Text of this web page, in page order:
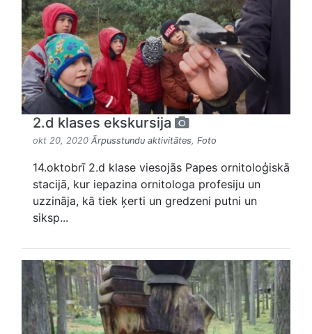
2.d klases ekskursija
okt 20, 2020 Ārpusstundu aktivitātes, Foto
14.oktobrī 2.d klase viesojās Papes ornitoloģiskā
stacijā, kur iepazina ornitologa profesiju un
uzzināja, kā tiek ķerti un gredzeni putni un
siksp...